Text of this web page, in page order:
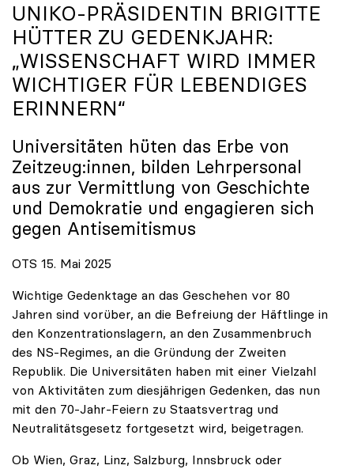
UNIKO-PRÄSIDENTIN BRIGITTE
HÜTTER ZU GEDENKJAHR:
„WISSENSCHAFT WIRD IMMER
WICHTIGER FÜR LEBENDIGES
ERINNERN“
Universitäten hüten das Erbe von
Zeitzeug:innen, bilden Lehrpersonal
aus zur Vermittlung von Geschichte
und Demokratie und engagieren sich
gegen Antisemitismus
OTS 15. Mai 2025
Wichtige Gedenktage an das Geschehen vor 80
Jahren sind vorüber, an die Befreiung der Häftlinge in
den Konzentrationslagern, an den Zusammenbruch
des NS-Regimes, an die Gründung der Zweiten
Republik. Die Universitäten haben mit einer Vielzahl
von Aktivitäten zum diesjährigen Gedenken, das nun
mit den 70-Jahr-Feiern zu Staatsvertrag und
Neutralitätsgesetz fortgesetzt wird, beigetragen.
Ob Wien, Graz, Linz, Salzburg, Innsbruck oder